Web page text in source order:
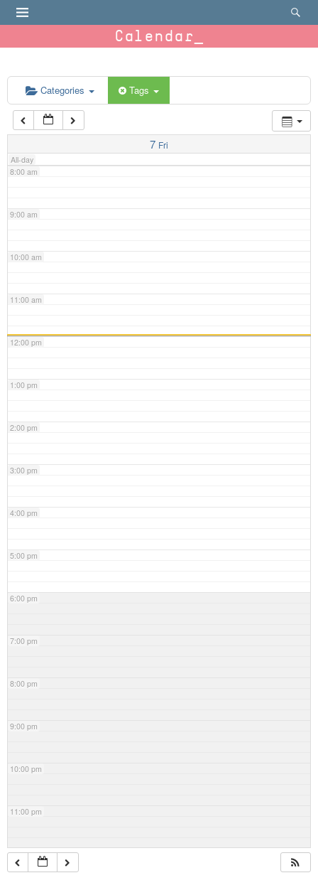
Calendar
Categories Tags
7 Fri
All-day
6:00 am
7:00 am
8:00 am
9:00 am
10:00 am
11:00 am
12:00 pm
1:00 pm
2:00 pm
3:00 pm
4:00 pm
5:00 pm
6:00 pm
7:00 pm
8:00 pm
9:00 pm
10:00 pm
11:00 pm